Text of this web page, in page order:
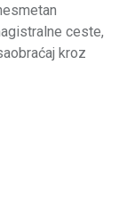
ceste,
kroz